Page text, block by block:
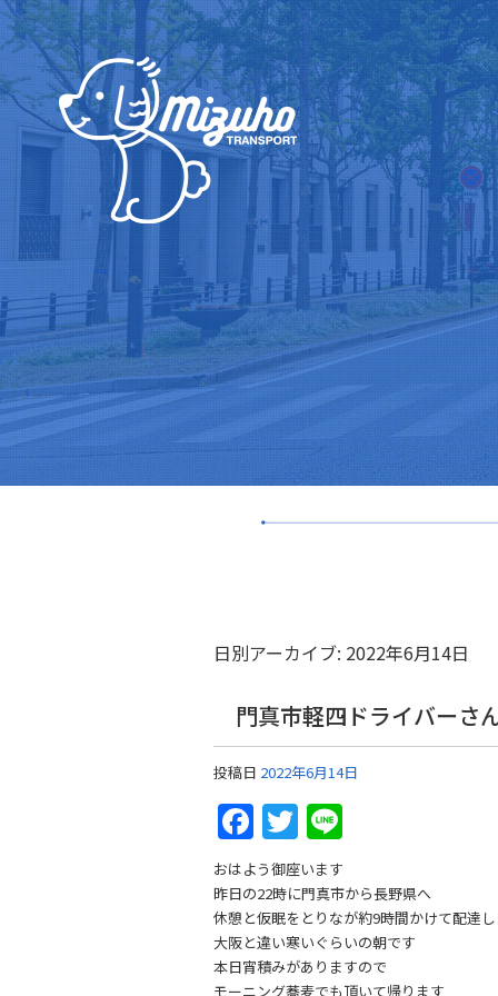
日別アーカイブ: 2022年6月14日
門真市軽四ドライバーさ
投稿日 2022年6月14日
Facebook
Twitter
おはよう御座います
昨日の22時に門真市から長野県へ
休憩と仮眠をとりなが約9時間かけて配達
大阪と違い寒いぐらいの朝です
本日宵積みがありますので
モーニング蕎麦でも頂いて帰ります